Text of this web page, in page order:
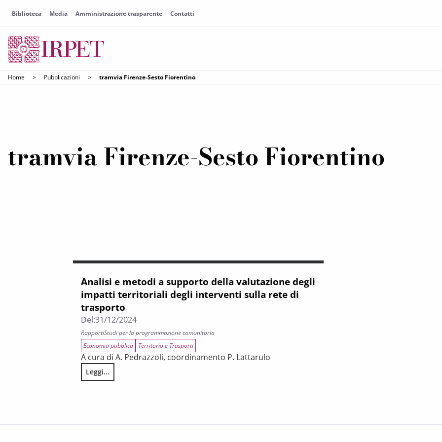
Biblioteca Media Amministrazione trasparente Contatti
Home > Pubblicazioni > tramvia Firenze-Sesto Fiorentino
tramvia Firenze-Sesto Fiorentino
Analisi e metodi a supporto della valutazione degli
impatti territoriali degli interventi sulla rete di
trasporto
Del:31/12/2024
RapportiStudi per la programmazione comunitaria
Economia pubblica
Territorio e Trasporti
A cura di A. Pedrazzoli, coordinamento P. Lattarulo
Leggi...
Analisi e metodi a supporto della valutazione degli impatti territoriali degli interventi sulla rete di